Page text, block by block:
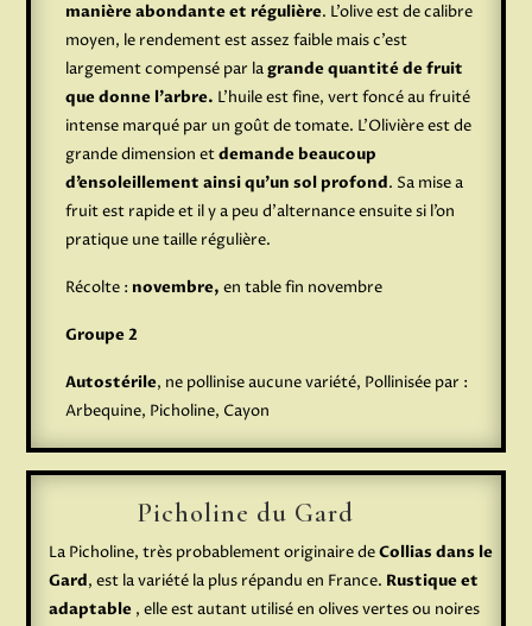
manière abondante et régulière. L’olive est de calibre
moyen, le rendement est assez faible mais c’est
largement compensé par lagrande quantité de fruit
que donne l’arbre. L’huile est fine, vert foncé au fruité
intense marqué par un goût de tomate. L’Olivière est de
grande dimension etdemande beaucoup
d’ensoleillement ainsi qu’un sol profond. Sa mise a
fruit est rapide et il y a peu d’alternance ensuite si l’on
pratique une taille régulière.
Récolte : novembre, en table fin novembre
Groupe 2
Autostérile, ne pollinise aucune variété, Pollinisée par :
Arbequine, Picholine, Cayon
Picholine du Gard
La Picholine, très probablement originaire deCollias dans le
Gard, est la variété la plus répandu en France. Rustique et
adaptable , elle est autant utilisé en olives vertes ou noires